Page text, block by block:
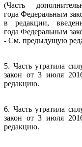
(Часть
года Федеральным
в редакции,
года Федеральным
- См. предыдущую
5. Часть утратила
закон от 3 июля
редакцию.
6. Часть утратила
закон от 3 июля
редакцию.